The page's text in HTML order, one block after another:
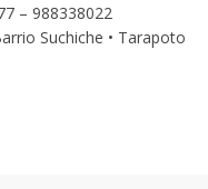
– 988338022
Suchiche • Tarapoto